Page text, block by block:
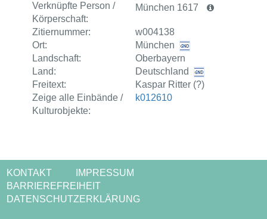
Verknüpfte Person /
Körperschaft:
München 1617
Zitiernummer:
w004138
Ort:
München
Landschaft:
Oberbayern
Land:
Deutschland
Freitext:
Kaspar Ritter (?)
Zeige alle Einbände /
Kulturobjekte:
k012610
KONTAKT
IMPRESSUM
BARRIEREFREIHEIT
DATENSCHUTZERKLÄRUNG